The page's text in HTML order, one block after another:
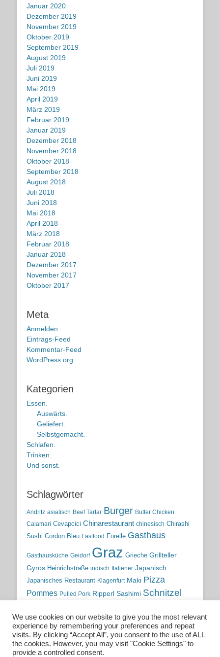
Januar 2020
Dezember 2019
November 2019
Oktober 2019
September 2019
August 2019
Juli 2019
Juni 2019
Mai 2019
April 2019
März 2019
Februar 2019
Januar 2019
Dezember 2018
November 2018
Oktober 2018
September 2018
August 2018
Juli 2018
Juni 2018
Mai 2018
April 2018
März 2018
Februar 2018
Januar 2018
Dezember 2017
November 2017
Oktober 2017
Meta
Anmelden
Eintrags-Feed
Kommentar-Feed
WordPress.org
Kategorien
Essen.
Auswärts.
Geliefert.
Selbstgemacht.
Schlafen.
Trinken.
Und sonst.
Schlagwörter
Andritz asiatisch Beef Tartar Burger Butter Chicken
Calamari Cevapcici Chinarestaurant chinesisch Chirashi
Sushi Cordon Bleu Fastfood Forelle Gasthaus
Gasthausküche Geidorf Graz Grieche Grillteller
Gyros Heinrichstraße indisch Italiener Japanisch
Japanisches Restaurant Klagenfurt Maki Pizza
Pommes Pulled Pork Ripperl Sashimi Schnitzel
traditionelle Küche Traditionsgasthaus Vulkanland
Wien Wild österreichische Küche
österreichische Wirtshausküche
We use cookies on our website to give you the most relevant
experience by remembering your preferences and repeat
visits. By clicking “Accept All”, you consent to the use of ALL
the cookies. However, you may visit "Cookie Settings" to
provide a controlled consent.